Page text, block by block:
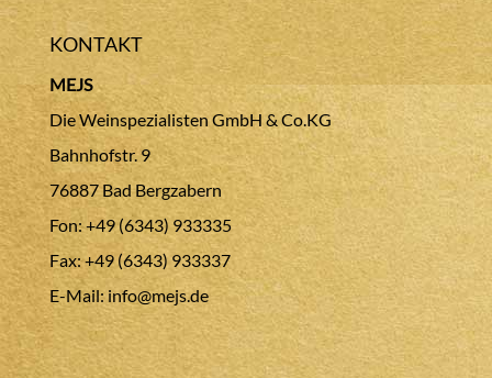
KONTAKT
MEJS
Die Weinspezialisten GmbH & Co.KG
Bahnhofstr. 9
76887 Bad Bergzabern
Fon: +49 (6343) 933335
Fax: +49 (6343) 933337
E-Mail:info@mejs.de